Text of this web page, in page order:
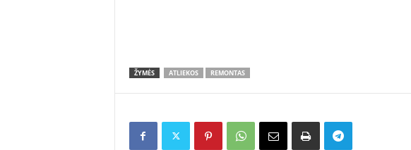
ŽYMĖS ATLIEKOS REMONTAS